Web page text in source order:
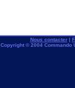
Nous contacter|
Copyright © 2004 Commando